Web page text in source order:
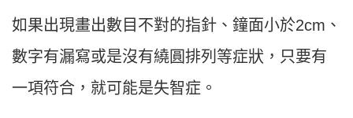
如果出現畫出數目不對的指針、鐘面小於2cm、
數字有漏寫或是沒有繞圓排列等症狀，只要有
一項符合，就可能是失智症。